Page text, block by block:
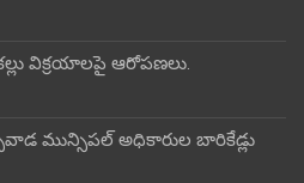
విక్రయాలపై ఆరోపణలు.
మున్సిపల్ అధికారుల బారికేడ్లు